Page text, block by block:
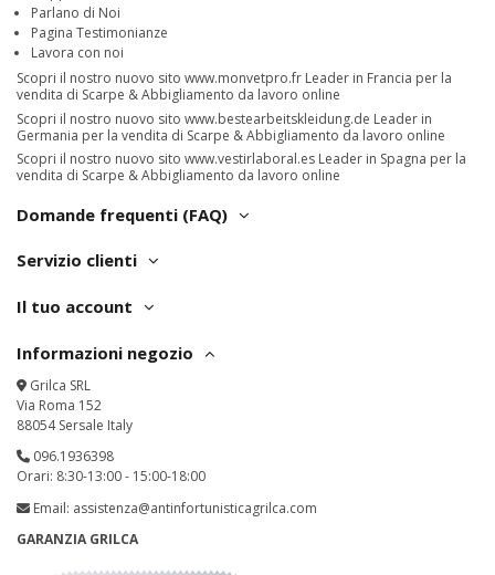
Parlano di Noi
Pagina Testimonianze
Lavora con noi
Scopri il nostro nuovo sito www.monvetpro.fr Leader in Francia per la
vendita di Scarpe & Abbigliamento da lavoro online
Scopri il nostro nuovo sito www.bestearbeitskleidung.de Leader in
Germania per la vendita di Scarpe & Abbigliamento da lavoro online
Scopri il nostro nuovo sito www.vestirlaboral.es Leader in Spagna per la
vendita di Scarpe & Abbigliamento da lavoro online
Domande frequenti (FAQ)
Servizio clienti
Il tuo account
Informazioni negozio
Grilca SRL
Via Roma 152
88054 Sersale Italy
096.1936398
Orari: 8:30-13:00 - 15:00-18:00
Email: assistenza@antinfortunisticagrilca.com
GARANZIA GRILCA